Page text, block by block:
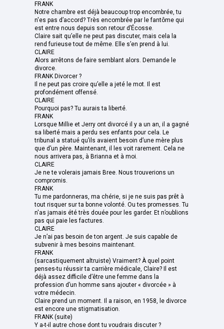
FRANK
Notre chambre est déjà beaucoup trop encombrée, tu
n'es pas d’accord? Très encombrée par le fantôme qui
est entre nous depuis son retour d’Écosse.
Claire sait qu’elle ne peut pas discuter, mais cela la
rend furieuse tout de même. Elle s’en prend à lui.
CLAIRE
Alors arrêtons de faire semblant alors. Demande le
divorce.
FRANK Divorcer ?
Il ne peut pas croire qu’elle a jeté le mot. Il est
profondément offensé.
CLAIRE
Pourquoi pas? Tu aurais ta liberté.
FRANK
Lorsque Millie et Jerry ont divorcé il y a un an, il a gagné
sa liberté mais a perdu ses enfants pour cela. Le
tribunal a statué qu’ils avaient besoin d’une mère plus
que d’un père. Maintenant, il les voit rarement. Cela ne
nous arrivera pas, à Brianna et à moi.
CLAIRE
Je ne te volerais jamais Bree. Nous trouverions un
compromis.
FRANK
Tu me pardonneras, ma chérie, si je ne suis pas prêt à
tout risquer sur ta bonne volonté. Ou tes promesses. Tu
n'as jamais été très douée pour les garder. Et n’oublions
pas qui paie les factures.
CLAIRE
Je n’ai pas besoin de ton argent. Je suis capable de
subvenir à mes besoins maintenant.
FRANK
(sarcastiquement altruiste) Vraiment? À quel point
penses-tu réussir ta carrière médicale, Claire? Il est
déjà assez difficile d’être une femme dans la
profession d’un homme sans ajouter « divorcée » à
votre médecin.
Claire prend un moment. Il a raison, en 1958, le divorce
est encore une stigmatisation.
FRANK (suite)
Y a-t-il autre chose dont tu voudrais discuter ?